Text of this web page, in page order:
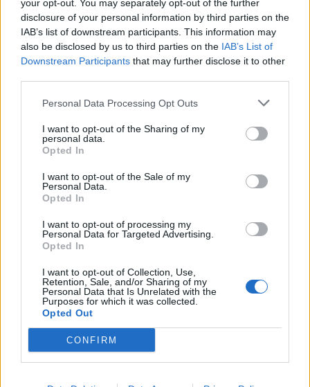
your opt-out. You may separately opt-out of the further
disclosure of your personal information by third parties on the
IAB’s list of downstream participants. This information may
also be disclosed by us to third parties on the IAB’s List of
Downstream Participants that may further disclose it to other
Personal Data Processing Opt Outs
I want to opt-out of the Sharing of my
personal data.
Opted In
I want to opt-out of the Sale of my
Personal Data.
Opted In
I want to opt-out of processing my
Personal Data for Targeted Advertising.
Opted In
I want to opt-out of Collection, Use,
Retention, Sale, and/or Sharing of my
Personal Data that Is Unrelated with the
Purposes for which it was collected.
Opted Out
CONFIRM
επίκεντρο της συνάντησης του Κυρ.
Μητσοτάκη με τον πρόεδρο των ΗΑΕ
27 Φεβρουαρίου 2025
οικονομική συνεργασία και τις
04 Μαρτίου 2025
ΣΧΕΤΙΚΑ ΑΡΘΡΑ